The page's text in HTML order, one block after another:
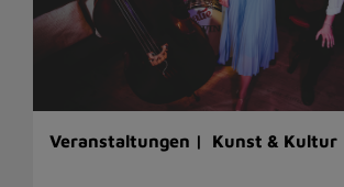
Veranstaltungen | Kunst & Kultur